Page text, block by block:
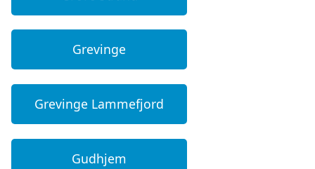
Grevinge
Grevinge Lammefjord
Gudhjem